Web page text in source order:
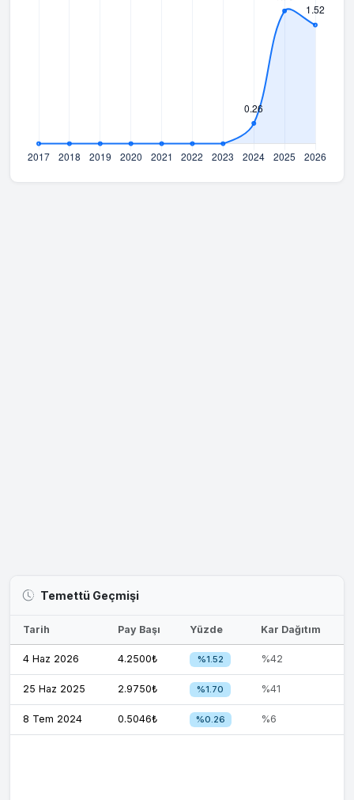
Temettü Geçmişi
Tarih Pay Başı Yüzde Kar Dağıtım
4 Haz 2026 4.2500₺ %1.52 %42
25 Haz 2025 2.9750₺ %1.70 %41
8 Tem 2024 0.5046₺ %0.26 %6